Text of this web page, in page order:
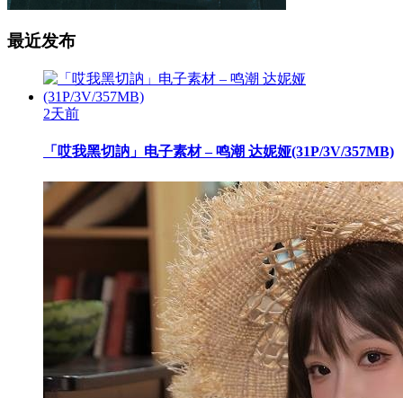
最近发布
2天前
「哎我黑切訥」电子素材 – 鸣潮 达妮娅(31P/3V/357MB)